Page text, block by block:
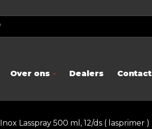
Over ons Dealers Contact
Inox Lasspray 500 ml, 12/ds ( lasprimer )